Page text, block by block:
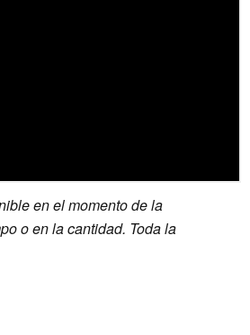
en el momento de la
o en la cantidad. Toda la